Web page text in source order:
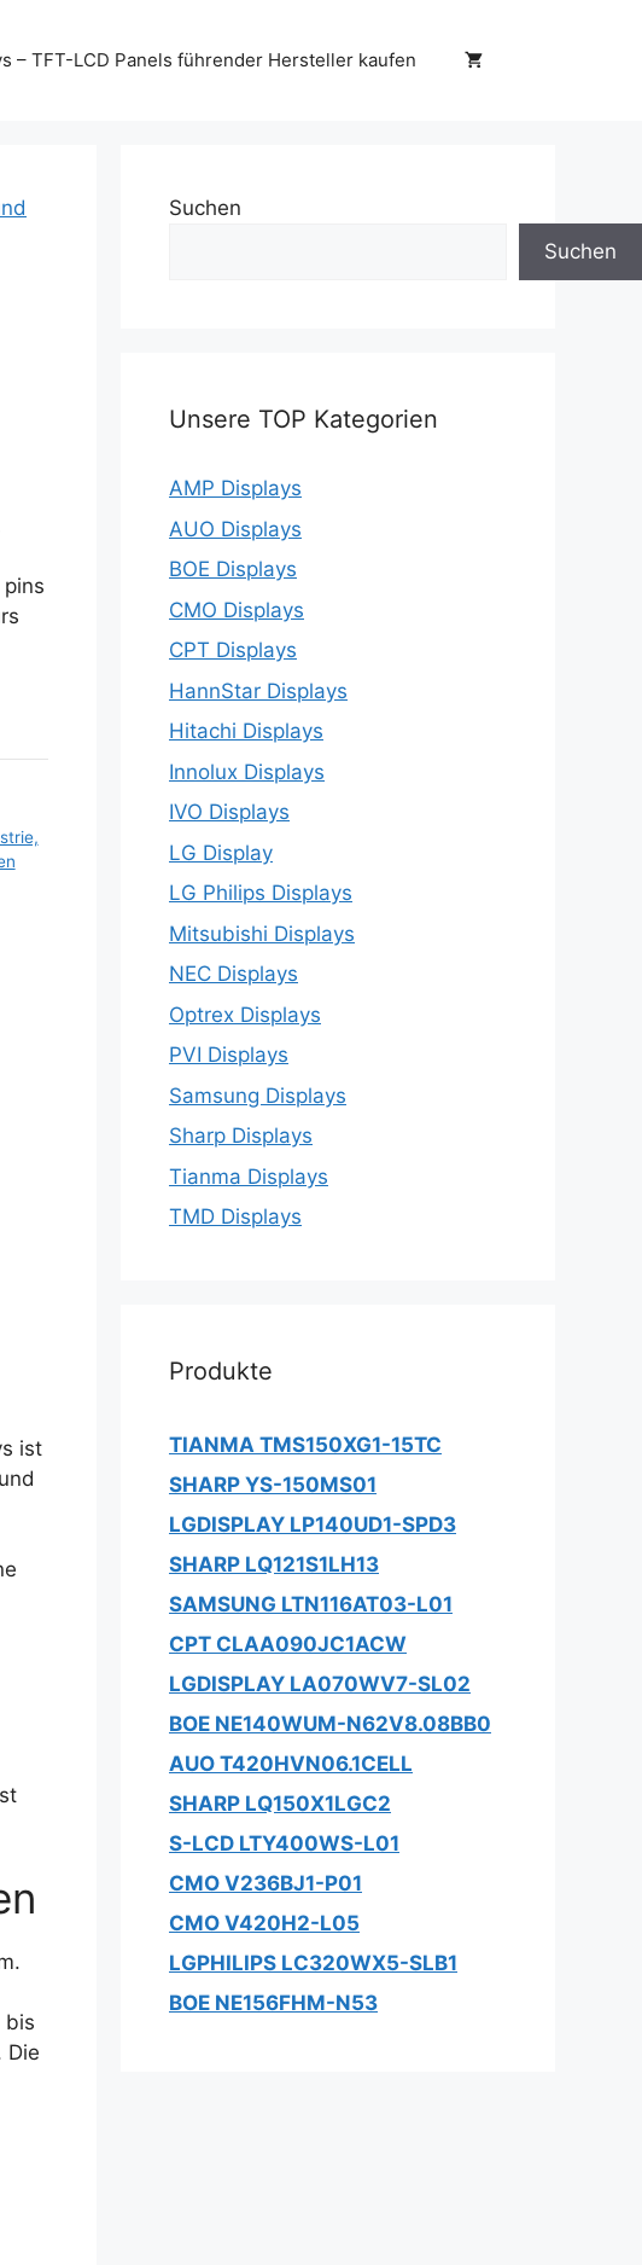
– TFT-LCD Panels führender Hersteller kaufen
ist
bis
Die
Suchen
Suchen
Unsere TOP Kategorien
AMP Displays
AUO Displays
BOE Displays
CMO Displays
CPT Displays
HannStar Displays
Hitachi Displays
Innolux Displays
IVO Displays
LG Display
LG Philips Displays
Mitsubishi Displays
NEC Displays
Optrex Displays
PVI Displays
Samsung Displays
Sharp Displays
Tianma Displays
TMD Displays
Produkte
TIANMA TMS150XG1-15TC
SHARP YS-150MS01
LGDISPLAY LP140UD1-SPD3
SHARP LQ121S1LH13
SAMSUNG LTN116AT03-L01
CPT CLAA090JC1ACW
LGDISPLAY LA070WV7-SL02
BOE NE140WUM-N62V8.08BB0
AUO T420HVN06.1CELL
SHARP LQ150X1LGC2
S-LCD LTY400WS-L01
CMO V236BJ1-P01
CMO V420H2-L05
LGPHILIPS LC320WX5-SLB1
BOE NE156FHM-N53